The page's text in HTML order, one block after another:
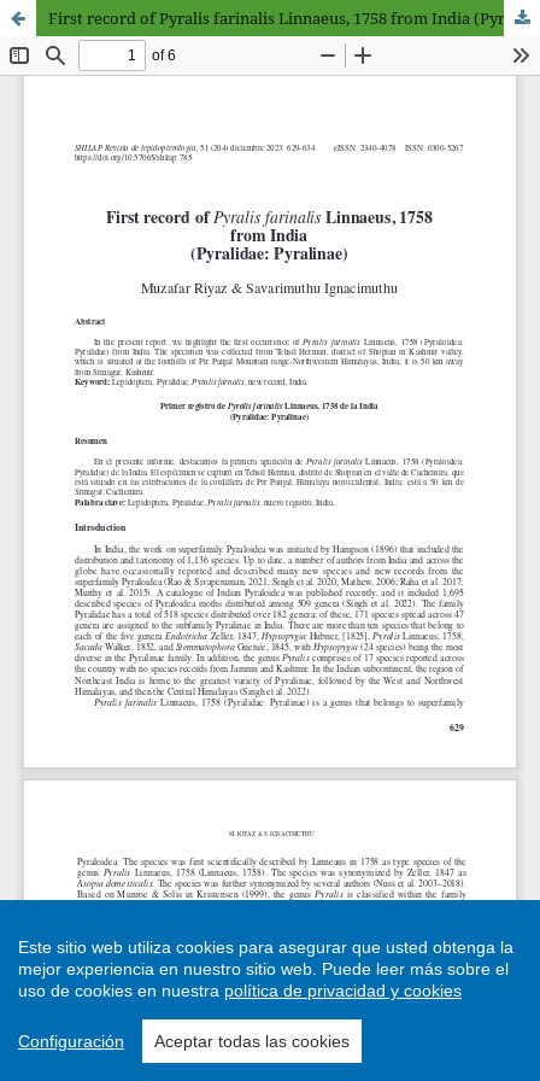
First record of Pyralis farinalis Linnaeus, 1758 from India (Pyralidae: Pyralinae)
Este sitio web utiliza cookies para asegurar que usted obtenga la
mejor experiencia en nuestro sitio web. Puede leer más sobre el
uso de cookies en nuestra política de privacidad y cookies
Configuración Aceptar todas las cookies